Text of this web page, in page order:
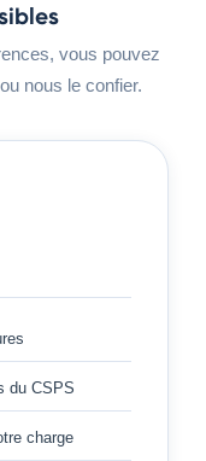
vous pouvez
nous le confier.
du CSPS
charge